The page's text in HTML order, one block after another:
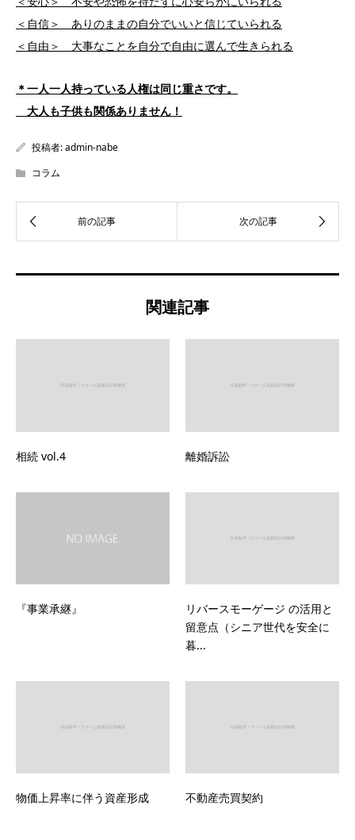
＜自信＞ ありのままの自分でいいと信じていられる
＜自由＞ 大事なことを自分で自由に選んで生きられる
＊一人一人持っている人権は同じ重さです。
大人も子供も関係ありません！
投稿者:admin-nabe
コラム
関連記事
相続 vol.4 離婚訴訟
『事業承継』
リバースモーゲージ の活用と
留意点（シニア世代を安全に
暮...
物価上昇率に伴う資産形成 不動産売買契約